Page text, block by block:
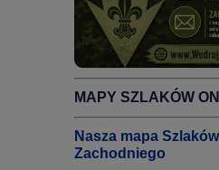
MAPY SZLAKÓW
Nasza mapa
Zachodniego